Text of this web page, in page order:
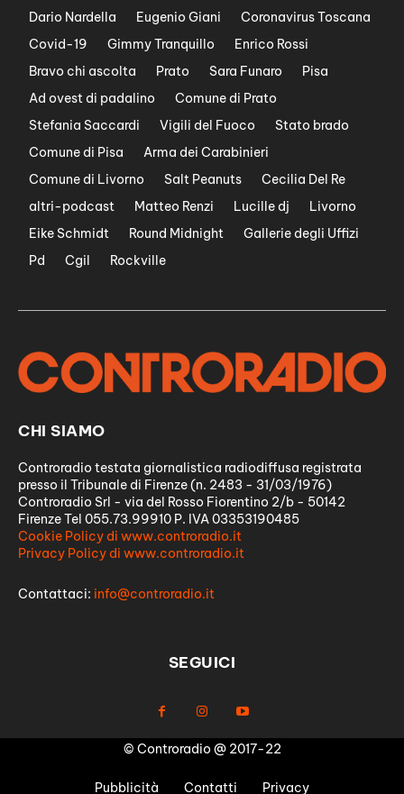
Dario Nardella
Eugenio Giani
Coronavirus Toscana
Covid-19
Gimmy Tranquillo
Enrico Rossi
Bravo chi ascolta
Prato Sara Funaro
Pisa
Ad ovest di padalino
Comune di Prato
Stefania Saccardi
Vigili del Fuoco
Stato brado
Comune di Pisa
Arma dei Carabinieri
Comune di Livorno
Salt Peanuts
Cecilia Del Re
altri-podcast
Matteo Renzi Lucille dj
Livorno
Eike Schmidt
Round Midnight
Gallerie degli Uffizi
Pd
Cgil Rockville
CHI SIAMO
Controradio testata giornalistica radiodiffusa registrata
presso il Tribunale di Firenze (n. 2483 - 31/03/1976)
Controradio Srl - via del Rosso Fiorentino 2/b - 50142
Firenze Tel 055.73.99910 P. IVA 03353190485
Cookie Policy di www.controradio.it
Privacy Policy di www.controradio.it
Contattaci: info@controradio.it
SEGUICI
© Controradio @ 2017-22
Pubblicità Contatti Privacy